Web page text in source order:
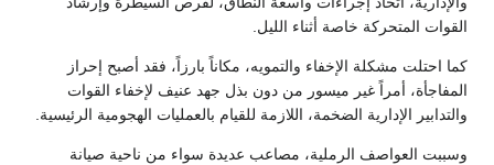
المتحركة خاصة أثناء الليل.
احتلت مشكلة الإخفاء والتمويه، مكاناً بارزاً، فقد أصبح إحراز
أمراً غير ميسور من دون بذل جهد عنيف لإخفاء القوات
الإدارية الضخمة، اللازمة للقيام بالعمليات الهجومية الرئيسية.
العواصف الرملية، مصاعب عديدة سواء من ناحية صيانة